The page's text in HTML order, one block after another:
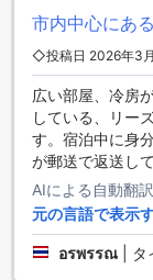
しており、タイ
ます。さらに、
あり、歴史や文
す。ラーチャプ
ス）の周辺エリ
てくれるでしょ
ラッチャプルエ
のアクセス方法
ラッチャプルエ
のアクセス方法
市内中心にあ
◇投稿日 2026年3
広い部屋、冷房
している、リー
す。宿泊中に身
が郵送で返送し
AIによる自動翻訳
元の言語で表示
อรพรรณ タ